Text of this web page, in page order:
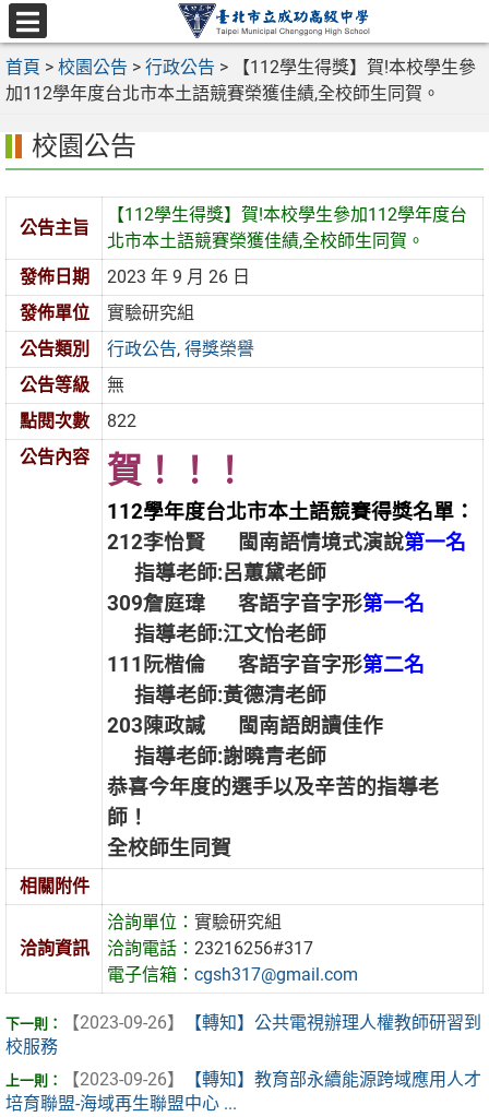
跳
至
主
要
區
選
單
首頁 > 校園公告 > 行政公告 >
【112學生得獎】賀!本校學生參
加112學年度台北市本土語競賽榮獲佳績,全校師生同賀。
校園公告
公告主旨
【112學生得獎】賀!本校學生參加112學年度台
北市本土語競賽榮獲佳績,全校師生同賀。
發佈日期
2023 年 9 月 26 日
發佈單位
實驗研究組
公告類別
行政公告,得獎榮譽
公告等級
無
點閱次數
822
公告內容
賀！！！
112學年度台北市本土語競賽得獎名單：
212李怡賢 閩南語情境式演說第一名
指導老師:呂蕙黛老師
309詹庭瑋 客語字音字形第一名
指導老師:江文怡老師
111阮楷倫 客語字音字形第二名
指導老師:黃德清老師
203陳政諴 閩南語朗讀佳作
指導老師:謝曉青老師
恭喜今年度的選手以及辛苦的指導老
師！
全校師生同賀
相關附件
洽詢資訊
洽詢單位：實驗研究組
洽詢電話：23216256#317
電子信箱：cgsh317@gmail.com
【2023-09-26】
【轉知】公共電視辦理人權教師研習到
校服務
【2023-09-26】
【轉知】教育部永續能源跨域應用人才
培育聯盟-海域再生聯盟中心 ...